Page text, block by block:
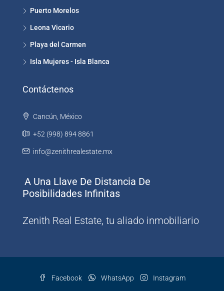
Puerto Morelos
Leona Vicario
Playa del Carmen
Isla Mujeres - Isla Blanca
Contáctenos
Cancún, México
+52 (998) 894 8861
info@zenithrealestate.mx
A Una Llave De Distancia De
Posibilidades Infinitas
Zenith Real Estate, tu aliado inmobiliario
Facebook WhatsApp Instagram